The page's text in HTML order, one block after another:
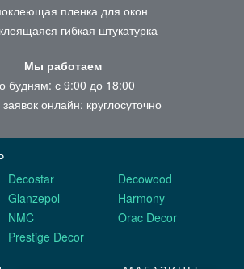
пленка для окон
гибкая штукатурка
Мы работаем
будням: с 9:00 до 18:00
онлайн: круглосуточно
Decostar
Decowood
Glanzepol
Harmony
NMC
Orac Decor
Prestige Decor